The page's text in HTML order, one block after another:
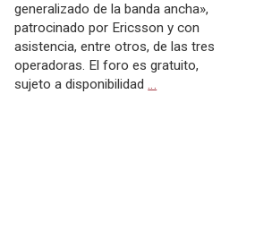
generalizado de la banda ancha»,
patrocinado por Ericsson y con
asistencia, entre otros, de las tres
operadoras. El foro es gratuito,
sujeto a disponibilidad…